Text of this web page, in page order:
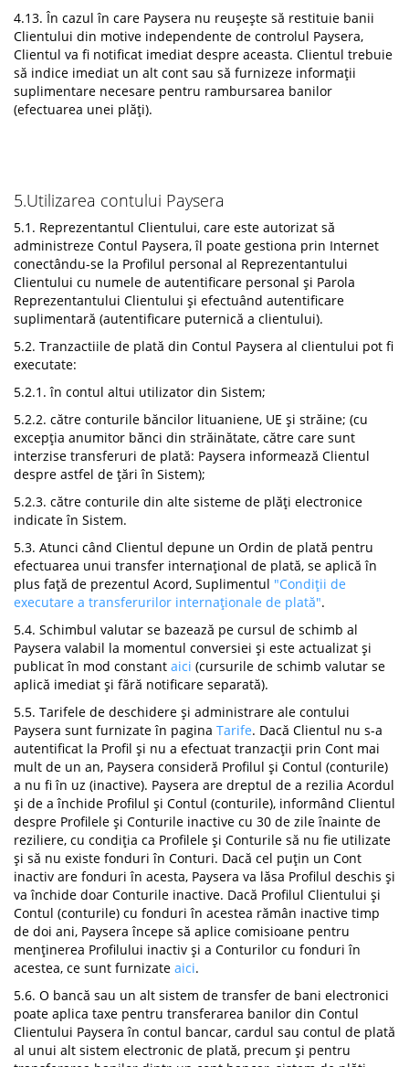
4.13. În cazul în care Paysera nu reușește să restituie banii
Clientului din motive independente de controlul Paysera,
Clientul va fi notificat imediat despre aceasta. Clientul trebuie
să indice imediat un alt cont sau să furnizeze informații
suplimentare necesare pentru rambursarea banilor
(efectuarea unei plăți).
5.Utilizarea contului Paysera
5.1. Reprezentantul Clientului, care este autorizat să
administreze Contul Paysera, îl poate gestiona prin Internet
conectându-se la Profilul personal al Reprezentantului
Clientului cu numele de autentificare personal și Parola
Reprezentantului Clientului și efectuând autentificare
suplimentară (autentificare puternică a clientului).
5.2. Tranzactiile de plată din Contul Paysera al clientului pot fi
executate:
5.2.1. în contul altui utilizator din Sistem;
5.2.2. către conturile băncilor lituaniene, UE și străine; (cu
excepția anumitor bănci din străinătate, către care sunt
interzise transferuri de plată: Paysera informează Clientul
despre astfel de țări în Sistem);
5.2.3. către conturile din alte sisteme de plăți electronice
indicate în Sistem.
5.3. Atunci când Clientul depune un Ordin de plată pentru
efectuarea unui transfer internațional de plată, se aplică în
plus față de prezentul Acord, Suplimentul "Condiții de
executare a transferurilor internaționale de plată".
5.4. Schimbul valutar se bazează pe cursul de schimb al
Paysera valabil la momentul conversiei și este actualizat și
publicat în mod constant aici (cursurile de schimb valutar se
aplică imediat și fără notificare separată).
5.5. Tarifele de deschidere și administrare ale contului
Paysera sunt furnizate în pagina Tarife. Dacă Clientul nu s-a
autentificat la Profil și nu a efectuat tranzacții prin Cont mai
mult de un an, Paysera consideră Profilul și Contul (conturile)
a nu fi în uz (inactive). Paysera are dreptul de a rezilia Acordul
și de a închide Profilul și Contul (conturile), informând Clientul
despre Profilele și Conturile inactive cu 30 de zile înainte de
reziliere, cu condiția ca Profilele și Conturile să nu fie utilizate
și să nu existe fonduri în Conturi. Dacă cel puțin un Cont
inactiv are fonduri în acesta, Paysera va lăsa Profilul deschis și
va închide doar Conturile inactive. Dacă Profilul Clientului și
Contul (conturile) cu fonduri în acestea rămân inactive timp
de doi ani, Paysera începe să aplice comisioane pentru
menținerea Profilului inactiv și a Conturilor cu fonduri în
acestea, ce sunt furnizate aici.
5.6. O bancă sau un alt sistem de transfer de bani electronici
poate aplica taxe pentru transferarea banilor din Contul
Clientului Paysera în contul bancar, cardul sau contul de plată
al unui alt sistem electronic de plată, precum și pentru